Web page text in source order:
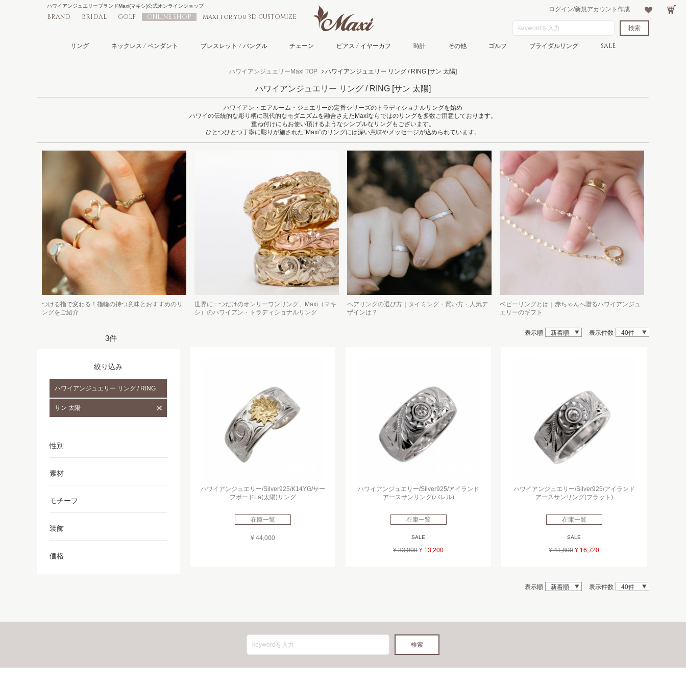
BRAND BRIDAL GOLF ONLINE SHOP Maxi for you 3D CUSTOMIZE
ハワイアンジュエリーブランドMaxi(マキシ)公式オンラインショップ
リング ネックレス / ペンダント ブレスレット / バングル チェーン ピアス / イヤーカフ 時計 その他 ゴルフ ブライダルリング SALE
ハワイアンジュエリーMaxi TOP ハワイアンジュエリー リング / RING [サン 太陽]
ハワイアンジュエリー リング / RING [サン 太陽]
ハワイアン・エアルーム・ジュエリーの定番シリーズのトラディショナルリングを始め
ハワイの伝統的な彫り柄に現代的なモダニズムを融合さえたMaxiならではのリングを多数ご用意しております。
重ね付けにもお使い頂けるようなシンプルなリングもございます。
ひとつひとつ丁寧に彫りが施された“Maxi”のリングには深い意味やメッセージが込められています。
つける指で変わる！指輪の持つ意味とおすすめのリ
ングをご紹介
世界に一つだけのオンリーワンリング、Maxi（マキ
シ）のハワイアン・トラディショナルリング
ペアリングの選び方｜タイミング・買い方・人気デ
ザインは？
ベビーリングとは｜赤ちゃんへ贈るハワイアンジュ
エリーのギフト
表示順 新着順 表示件数 40件
ハワイアンジュエリー/Silver925/K14YG/サー
フボードLa(太陽)リング
在庫一覧
¥ 44,000
ハワイアンジュエリー/Silver925/アイランド
アースサンリング(バレル)
在庫一覧
SALE
¥ 33,000 ¥ 13,200
ハワイアンジュエリー/Silver925/アイランド
アースサンリング(フラット)
在庫一覧
SALE
¥ 41,800 ¥ 16,720
表示順 新着順 表示件数 40件
3件
絞り込み
ハワイアンジュエリー リング / RING
サン 太陽
性別
素材
モチーフ
装飾
価格
ログイン/新規アカウント作成